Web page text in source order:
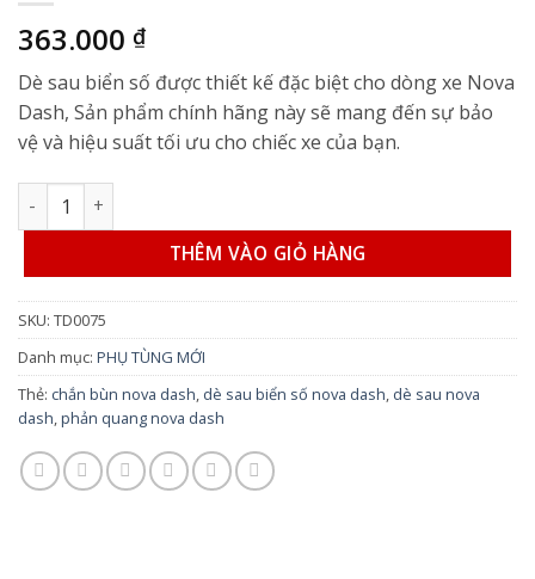
363.000 ₫
Dè sau biển số được thiết kế đặc biệt cho dòng xe Nova
Dash, Sản phẩm chính hãng này sẽ mang đến sự bảo
vệ và hiệu suất tối ưu cho chiếc xe của bạn.
Bộ dè biển số Nova Dash số lượng
THÊM VÀO GIỎ HÀNG
SKU: TD0075
Danh mục: PHỤ TÙNG MỚI
Thẻ: chắn bùn nova dash, dè sau biển số nova dash, dè sau nova
dash,phản quang nova dash